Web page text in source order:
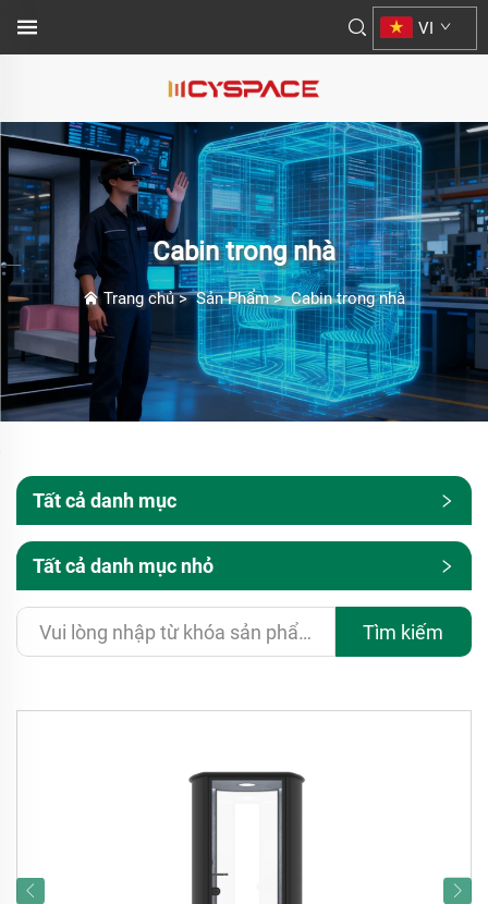
VI
Cabin trong nhà
Trang chủ>Sản Phẩm>Cabin trong nhà
Tất cả danh mục
Tất cả danh mục nhỏ
Tìm kiếm